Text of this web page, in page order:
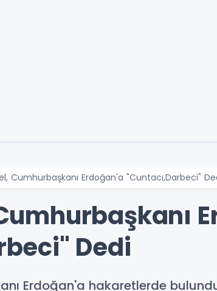
Cumhurbaşkanı Erdoğan'a "Cuntacı,Darbeci"
Dedi
Erdoğan'a hakaretlerde